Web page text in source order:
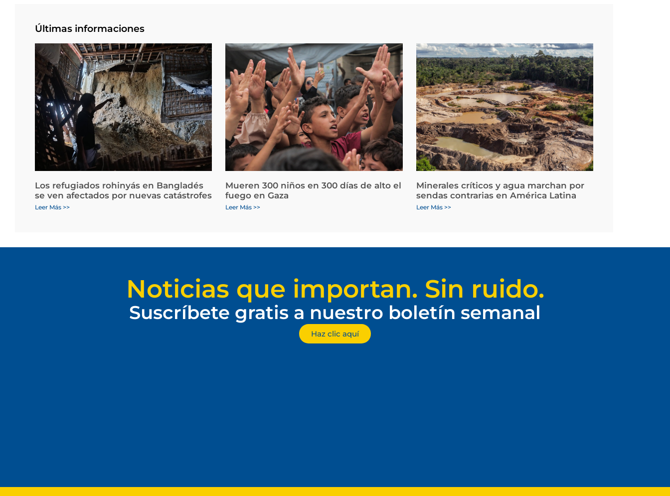
Últimas informaciones
Los refugiados rohinyás en Bangladés
se ven afectados por nuevas catástrofes
Leer Más >>
Mueren 300 niños en 300 días de alto el
fuego en Gaza
Leer Más >>
Minerales críticos y agua marchan por
sendas contrarias en América Latina
Leer Más >>
Noticias que importan. Sin ruido.
Suscríbete gratis a nuestro boletín semanal
Haz clic aquí